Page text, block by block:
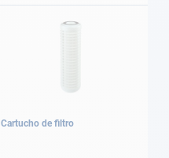
Cartucho de filtro